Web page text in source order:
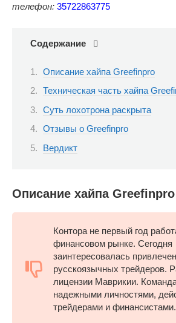
телефон: 35722863775
Содержание
Описание хайпа Greefinpro
Техническая часть хайпа
Суть лохотрона раскрыта
Отзывы о Greefinpro
Вердикт
Описание хайпа Greefinpro
Контора не первый год
финансовом рынке. Сегодня
заинтересовалась
русскоязычных трейдеров.
лицензии Маврикии.
надежными личностями,
трейдерами и финансистами.